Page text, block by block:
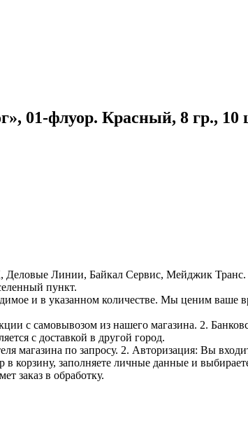
01-флуор. Красный, 8 гр., 10
Линии, Байкал Сервис, Мейджик Транс.
пункт.
и в указанном количестве. Мы ценим ваше
с самовывозом из нашего магазина. 2.
с доставкой в другой город.
магазина по запросу. 2. Авторизация: Вы
корзину, заполняете личные данные и
заказ в обработку.